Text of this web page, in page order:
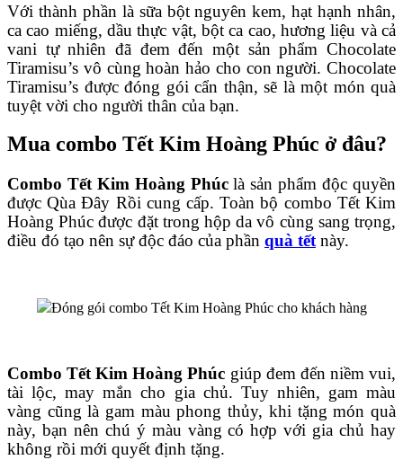
Với thành phần là sữa bột nguyên kem, hạt hạnh nhân,
ca cao miếng, dầu thực vật, bột ca cao, hương liệu và cả
vani tự nhiên đã đem đến một sản phẩm Chocolate
Tiramisu’s vô cùng hoàn hảo cho con người. Chocolate
Tiramisu’s được đóng gói cẩn thận, sẽ là một món quà
tuyệt vời cho người thân của bạn.
Mua combo Tết Kim Hoàng Phúc ở đâu?
Combo Tết Kim Hoàng Phúclà sản phẩm độc quyền
được Qùa Đây Rồi cung cấp. Toàn bộ combo Tết Kim
Hoàng Phúc được đặt trong hộp da vô cùng sang trọng,
điều đó tạo nên sự độc đáo của phần quà tếtnày.
Đóng gói combo Tết Kim Hoàng Phúc cho khách hàng
Combo Tết Kim Hoàng Phúc giúp đem đến niềm vui,
tài lộc, may mắn cho gia chủ. Tuy nhiên, gam màu
vàng cũng là gam màu phong thủy, khi tặng món quà
này, bạn nên chú ý màu vàng có hợp với gia chủ hay
không rồi mới quyết định tặng.